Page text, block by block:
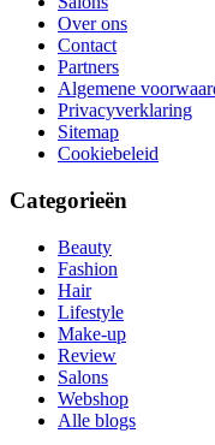
Over ons
Contact
Partners
Algemene
Privacyverklaring
Sitemap
Cookiebeleid
Categorieën
Beauty
Fashion
Hair
Lifestyle
Make-up
Review
Salons
Webshop
Alle blogs